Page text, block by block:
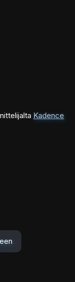
Kadence